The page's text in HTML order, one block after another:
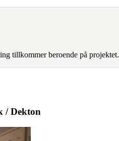
tillkommer beroende på projektet.
/ Dekton